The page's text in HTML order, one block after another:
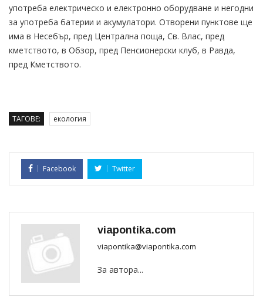
употреба електрическо и електронно оборудване и негодни
за употреба батерии и акумулатори. Отворени пунктове ще
има в Несебър, пред Централна поща, Св. Влас, пред
кметството, в Обзор, пред Пенсионерски клуб, в Равда,
пред Кметството.
ТАГОВЕ: екология
Facebook Twitter
viapontika.com
viapontika@viapontika.com
За автора...